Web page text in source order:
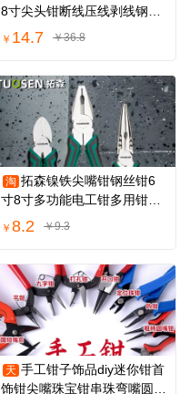
8寸尖头钳断线压线剥线钢丝
钳子电工专用
￥ 14.7 ￥36.8
淘 拓森镍铁尖嘴钳钢丝钳6
寸8寸多功能电工钳多用钳老
虎钳斜嘴斜口钳
￥ 8.2 ￥9.3
天 手工钳子饰品diy迷你钳首
饰钳尖嘴珠宝钳串珠弯嘴圆嘴